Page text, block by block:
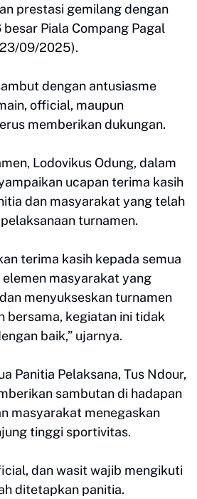
prestasi gemilang dengan
Piala Compang Pagal
09/2025).
dengan antusiasme
official, maupun
memberikan dukungan.
Lodovikus Odung, dalam
ucapan terima kasih
dan masyarakat yang telah
turnamen.
terima kasih kepada semua
masyarakat yang
menyukseskan turnamen
bersama, kegiatan ini tidak
baik,” ujarnya.
Panitia Pelaksana, Tus Ndour,
sambutan di hadapan
masyarakat menegaskan
tinggi sportivitas.
dan wasit wajib mengikuti
ditetapkan panitia.